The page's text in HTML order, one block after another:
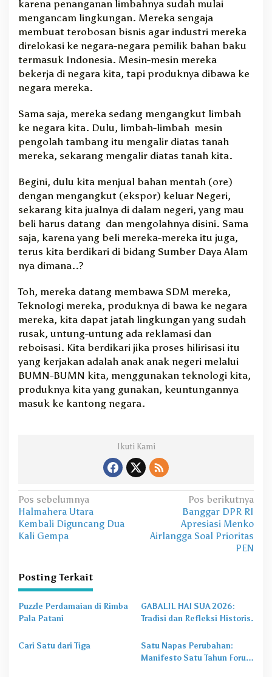
karena penanganan limbahnya sudah mulai
mengancam lingkungan. Mereka sengaja
membuat terobosan bisnis agar industri mereka
direlokasi ke negara-negara pemilik bahan baku
termasuk Indonesia. Mesin-mesin mereka
bekerja di negara kita, tapi produknya dibawa ke
negara mereka.
Sama saja, mereka sedang mengangkut limbah
ke negara kita. Dulu, limbah-limbah mesin
pengolah tambang itu mengalir diatas tanah
mereka, sekarang mengalir diatas tanah kita.
Begini, dulu kita menjual bahan mentah (ore)
dengan mengangkut (ekspor) keluar Negeri,
sekarang kita jualnya di dalam negeri, yang mau
beli harus datang dan mengolahnya disini. Sama
saja, karena yang beli mereka-mereka itu juga,
terus kita berdikari di bidang Sumber Daya Alam
nya dimana..?
Toh, mereka datang membawa SDM mereka,
Teknologi mereka, produknya di bawa ke negara
mereka, kita dapat jatah lingkungan yang sudah
rusak, untung-untung ada reklamasi dan
reboisasi. Kita berdikari jika proses hilirisasi itu
yang kerjakan adalah anak anak negeri melalui
BUMN-BUMN kita, menggunakan teknologi kita,
produknya kita yang gunakan, keuntungannya
masuk ke kantong negara.
Ikuti Kami
N
a
v
g
a
s
i
p
Pos sebelumnya
Halmahera Utara
Kembali Diguncang Dua
Kali Gempa
Pos berikutnya
Banggar DPR RI
Apresiasi Menko
Airlangga Soal Prioritas
PEN
Posting Terkait
Puzzle Perdamaian di Rimba
Pala Patani
GABALIL HAI SUA 2026:
Tradisi dan Refleksi Historis.
Cari Satu dari Tiga
Satu Napas Perubahan:
Manifesto Satu Tahun Forum